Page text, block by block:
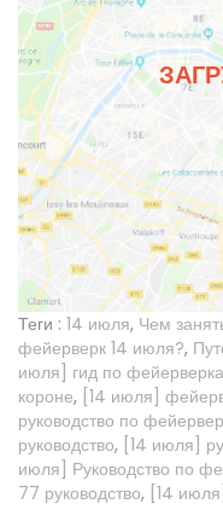
Теги : 14 июля, Чем
фейерверк 14 июля?,
июля] гид по
короне, [14 июля]
руководство по
руководство, [14 июля]
июля] Руководство по
77 руководство, [14